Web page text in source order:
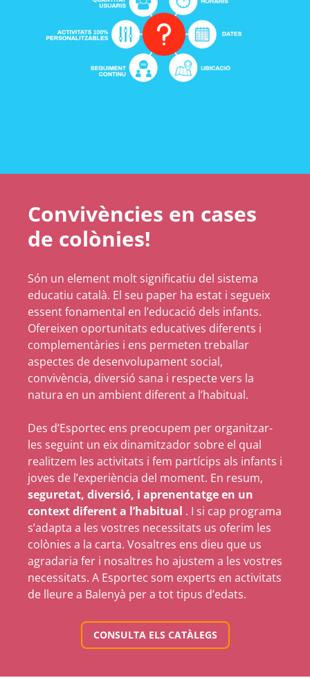
Convivències en cases
de colònies!
Són un element molt significatiu del sistema
educatiu català. El seu paper ha estat i segueix
essent fonamental en l’educació dels infants.
Ofereixen oportunitats educatives diferents i
complementàries i ens permeten treballar
aspectes de desenvolupament social,
convivència, diversió sana i respecte vers la
natura en un ambient diferent a l’habitual.
Des d’Esportec ens preocupem per organitzar-
les seguint un eix dinamitzador sobre el qual
realitzem les activitats i fem partícips als infants i
joves de l’experiència del moment. En resum,
seguretat, diversió, i aprenentatge en un
context diferent a l’habitual . I si cap programa
s’adapta a les vostres necessitats us oferim les
colònies a la carta. Vosaltres ens dieu que us
agradaria fer i nosaltres ho ajustem a les vostres
necessitats. A Esportec som experts en activitats
de lleure a Balenyà per a tot tipus d’edats.
CONSULTA ELS CATÀLEGS